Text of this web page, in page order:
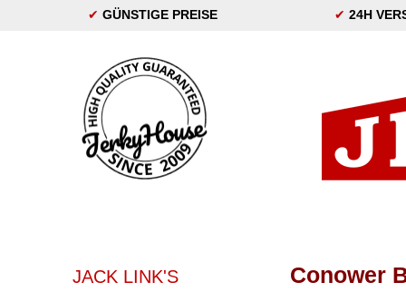
✔ GÜNSTIGE PREISE ✔ 24H
JACK LINK'S
Conower